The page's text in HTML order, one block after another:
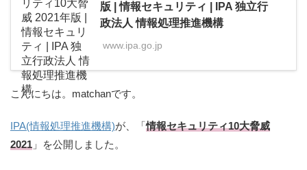
版 | 情報セキュリティ | IPA 独立行
政法人 情報処理推進機構
www.ipa.go.jp
こんにちは。matchanです。
IPA(情報処理推進機構)が、「情報セキュリティ10大脅威
2021 」を公開しました。